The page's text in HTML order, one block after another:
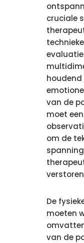
cruciale
houdend
van de
moet
om de
De
moeten
van de